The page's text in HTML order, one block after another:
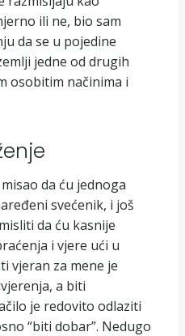
ili ne, bio sam
da se u pojedine
jedne od drugih
osobitim načinima i
da ću jednoga
svećenik, i još
da ću kasnije
i vjere ući u
vjeran za mene je
a biti
je redovito odlaziti
“biti dobar”. Nedugo